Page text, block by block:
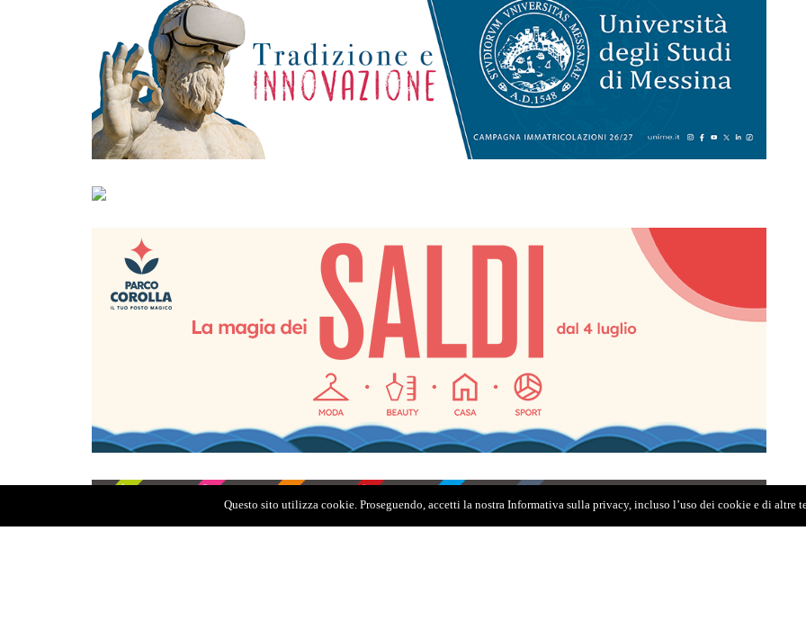
Questo sito utilizza cookie. Proseguendo, accetti la nostra Informativa sulla privacy, incluso l’uso dei cookie e di altre